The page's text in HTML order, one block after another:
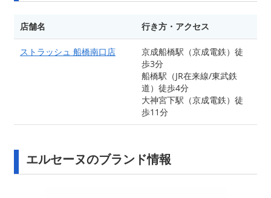
店舗名 行き方・アクセス
ストラッシュ 船橋南口店
京成船橋駅（京成電鉄）徒
歩3分
船橋駅（JR在来線/東武鉄
道）徒歩4分
大神宮下駅（京成電鉄）徒
歩11分
エルセーヌのブランド情報